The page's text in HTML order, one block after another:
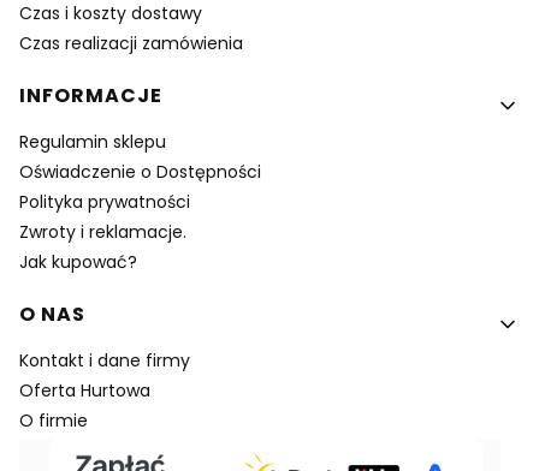
Czas i koszty dostawy
Czas realizacji zamówienia
INFORMACJE
Regulamin sklepu
Oświadczenie o Dostępności
Polityka prywatności
Zwroty i reklamacje.
Jak kupować?
O NAS
Kontakt i dane firmy
Oferta Hurtowa
O firmie